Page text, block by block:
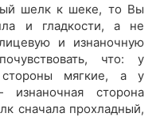
шелк к шеке, то Вы
и гладкости, а не
и изнаночную
что: у
мягкие, а у
сторона
сначала прохладный,